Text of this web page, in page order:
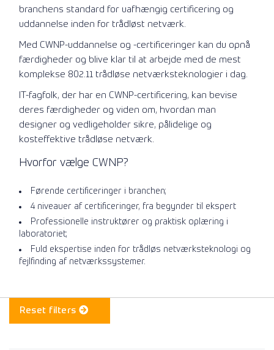
branchens standard for uafhængig certificering og
uddannelse inden for trådløst netværk.
Med CWNP-uddannelse og -certificeringer kan du opnå
færdigheder og blive klar til at arbejde med de mest
komplekse 802.11 trådløse netværksteknologier i dag.
IT-fagfolk, der har en CWNP-certificering, kan bevise
deres færdigheder og viden om, hvordan man
designer og vedligeholder sikre, pålidelige og
kosteffektive trådløse netværk.
Hvorfor vælge CWNP?
Førende certificeringer i branchen;
4 niveauer af certificeringer, fra begynder til ekspert
Professionelle instruktører og praktisk oplæring i
laboratoriet;
Fuld ekspertise inden for trådløs netværksteknologi og
fejlfinding af netværkssystemer.
Reset filters